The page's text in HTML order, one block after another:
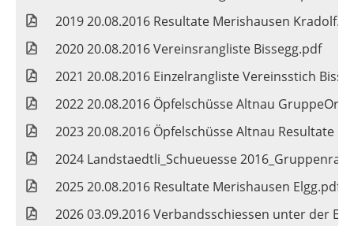
2019 20.08.2016 Resultate Merishausen
2020 20.08.2016 Vereinsrangliste Bissegg.pdf
2021 20.08.2016 Einzelrangliste Vereinsstich
2022 20.08.2016 Öpfelschüsse Altnau
2023 20.08.2016 Öpfelschüsse Altnau Resultate
2024 Landstaedtli_Schueuesse
2025 20.08.2016 Resultate Merishausen Elgg.pdf
2026 03.09.2016 Verbandsschiessen unter der